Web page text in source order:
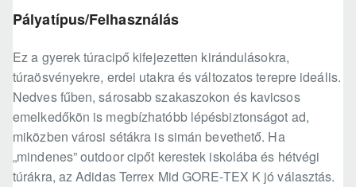
Pályatípus/Felhasználás
Ez a gyerek túracipő kifejezetten kirándulásokra,
túraösvényekre, erdei utakra és változatos terepre ideális.
Nedves fűben, sárosabb szakaszokon és kavicsos
emelkedőkön is megbízhatóbb lépésbiztonságot ad,
miközben városi sétákra is simán bevethető. Ha
„mindenes” outdoor cipőt kerestek iskolába és hétvégi
túrákra, az Adidas Terrex Mid GORE-TEX K jó választás.